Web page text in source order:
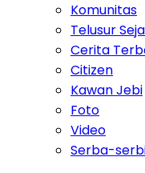
Komunitas
Telusur
Cerita
Citizen
Kawan Jebi
Foto
Video
Serba-